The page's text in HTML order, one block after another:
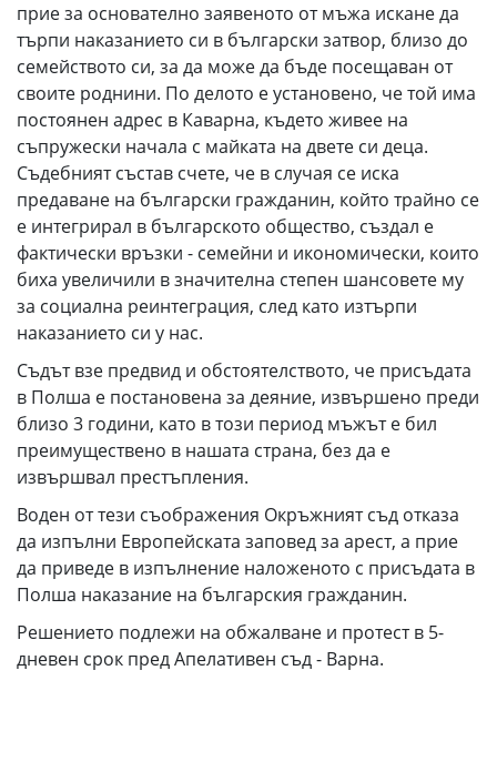
прие за основателно заявеното от мъжа искане да
търпи наказанието си в български затвор, близо до
семейството си, за да може да бъде посещаван от
своите роднини. По делото е установено, че той има
постоянен адрес в Каварна, където живее на
съпружески начала с майката на двете си деца.
Съдебният състав счете, че в случая се иска
предаване на български гражданин, който трайно се
е интегрирал в българското общество, създал е
фактически връзки - семейни и икономически, които
биха увеличили в значителна степен шансовете му
за социална реинтеграция, след като изтърпи
наказанието си у нас.
Съдът взе предвид и обстоятелството, че присъдата
в Полша е постановена за деяние, извършено преди
близо 3 години, като в този период мъжът е бил
преимуществено в нашата страна, без да е
извършвал престъпления.
Воден от тези съображения Окръжният съд отказа
да изпълни Европейската заповед за арест, а прие
да приведе в изпълнение наложеното с присъдата в
Полша наказание на българския гражданин.
Решението подлежи на обжалване и протест в 5-
дневен срок пред Апелативен съд - Варна.